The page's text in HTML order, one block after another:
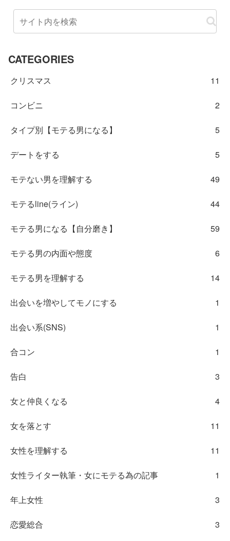
CATEGORIES
クリスマス 11
コンビニ 2
タイプ別【モテる男になる】 5
デートをする 5
モテない男を理解する 49
モテるline(ライン) 44
モテる男になる【自分磨き】 59
モテる男の内面や態度 6
モテる男を理解する 14
出会いを増やしてモノにする 1
出会い系(SNS) 1
合コン 1
告白 3
女と仲良くなる 4
女を落とす 11
女性を理解する 11
女性ライター執筆・女にモテる為の記事 1
年上女性 3
恋愛総合 3